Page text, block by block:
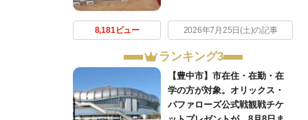
8,181ビュー 2026年7月25日(土)の記事
ランキング3
【豊中市】市在住・在勤・在
学の方が対象。オリックス・
バファローズ公式戦観戦チケ